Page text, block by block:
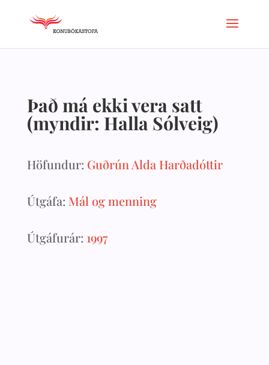
Það má ekki vera satt
(myndir: Halla Sólveig)
Höfundur: Guðrún Alda Harðadóttir
Útgáfa: Mál og menning
Útgáfurár: 1997